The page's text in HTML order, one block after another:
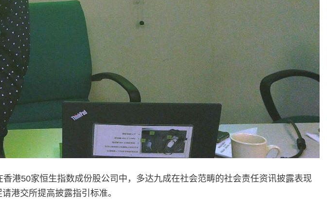
港50家恒生指数成份股公司中，多达九成在社会范畴的社会责任资讯披露表现
港交所提高披露指引标准。